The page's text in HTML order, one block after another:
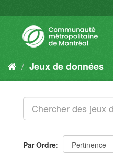
Jeux de données
Par Ordre